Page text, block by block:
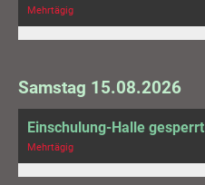
Mehrtägig
Samstag 15.08.2026
Einschulung-Halle gesperrt
Mehrtägig